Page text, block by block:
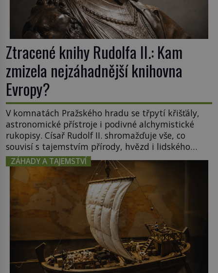
Ztracené knihy Rudolfa II.: Kam
zmizela nejzáhadnější knihovna
Evropy?
V komnatách Pražského hradu se třpytí křišťály,
astronomické přístroje i podivné alchymistické
rukopisy. Císař Rudolf II. shromažďuje vše, co
souvisí s tajemstvím přírody, hvězd i lidského
poznání. Jenže po jeho smrti se jeho slavné sbírky
začínají rozpadat a část z nich mizí navždy. Kdo
odnesl nejvzácnější knihy? A existují ještě někde
zapomenuté rukopisy, které nikdo […]
ZÁHADY A TAJEMSTVÍ